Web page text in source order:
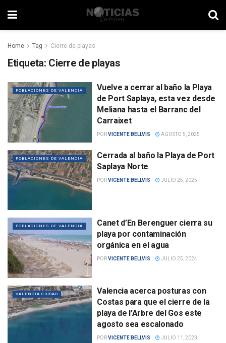
Home Tag Cierre de playas
Etiqueta: Cierre de playas
POBLACIONES DE VALENCIA
Vuelve a cerrar al baño la Playa
de Port Saplaya, esta vez desde
Meliana hasta el Barranc del
Carraixet
PORVICENTE BELLVIS AGOSTO 5, 2025
POBLACIONES DE VALENCIA
Cerrada al baño la Playa de Port
Saplaya Norte
PORVICENTE BELLVIS JULIO 25, 2025
POBLACIONES DE VALENCIA
Canet d’En Berenguer cierra su
playa por contaminación
orgánica en el agua
PORVICENTE BELLVIS JULIO 25, 2024
VALENCIA CIUDAD
Valencia acerca posturas con
Costas para que el cierre de la
playa de l’Arbre del Gos este
agosto sea escalonado
PORVICENTE BELLVIS JULIO 11, 2023